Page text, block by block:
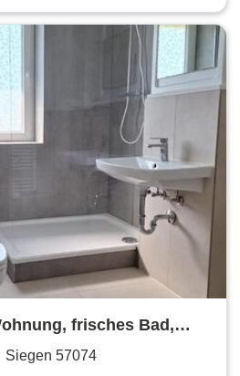
frisches Bad,
Siegen
Siegen 57074